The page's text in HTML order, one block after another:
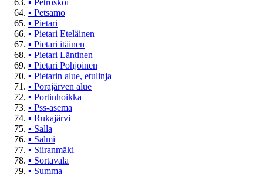
▪ Petsamo
▪ Pietari
▪ Pietari Eteläinen
▪ Pietari itäinen
▪ Pietari Läntinen
▪ Pietari Pohjoinen
▪ Pietarin alue, etulinja
▪ Porajärven alue
▪ Portinhoikka
▪ Pss-asema
▪ Rukajärvi
▪ Salla
▪ Salmi
▪ Siiranmäki
▪ Sortavala
▪ Summa